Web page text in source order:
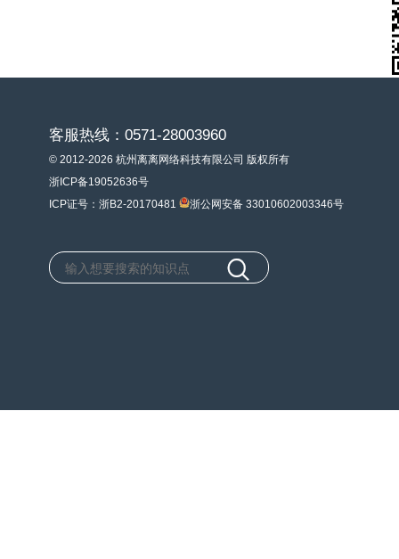
客服热线：0571-28003960
© 2012-2026 杭州离离网络科技有限公司 版权所有
浙ICP备19052636号
ICP证号：浙B2-20170481
浙公网安备 33010602003346号